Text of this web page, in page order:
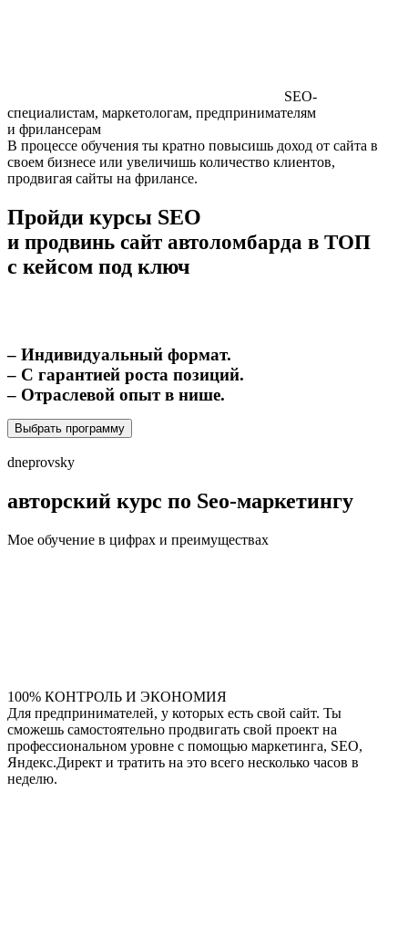
SEO-
специалистам, маркетологам, предпринимателям
и фрилансерам
В процессе обучения ты кратно повысишь доход от сайта в
своем бизнесе или увеличишь количество клиентов,
продвигая сайты на фрилансе.
Пройди курсы SEO
и продвинь сайт автоломбарда в ТОП
с кейсом под ключ
– Индивидуальный формат.
– С гарантией роста позиций.
– Отраслевой опыт в нише.
Выбрать программу
dneprovsky
авторский курс по Seo-маркетингу
Мое обучение в цифрах и преимуществах
100% КОНТРОЛЬ И ЭКОНОМИЯ
Для предпринимателей, у которых есть свой сайт. Ты
сможешь самостоятельно продвигать свой проект на
профессиональном уровне с помощью маркетинга, SEO,
Яндекс.Директ и тратить на это всего несколько часов в
неделю.